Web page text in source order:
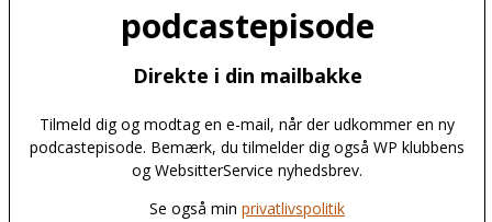
podcastepisode
Direkte i din mailbakke
Tilmeld dig og modtag en e-mail, når der udkommer en ny
podcastepisode. Bemærk, du tilmelder dig også WP klubbens
og WebsitterService nyhedsbrev.
Se også min privatlivspolitik